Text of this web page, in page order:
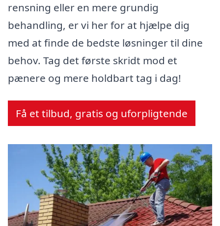
rensning eller en mere grundig
behandling, er vi her for at hjælpe dig
med at finde de bedste løsninger til dine
behov. Tag det første skridt mod et
pænere og mere holdbart tag i dag!
Få et tilbud, gratis og uforpligtende